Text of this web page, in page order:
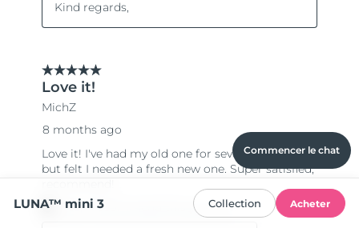
Commencer le chat
LUNA™ mini 3 Collection Acheter